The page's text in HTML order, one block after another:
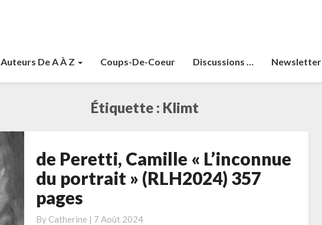
Auteurs De A À Z Coups-De-Coeur Discussions … Newsletter
Étiquette : Klimt
de
Peretti,
Camille
« L’inconnue
du
de Peretti, Camille « L’inconnue
du portrait » (RLH2024) 357
pages
By Catherine | 7 Août 2024